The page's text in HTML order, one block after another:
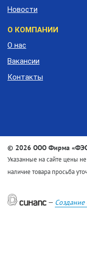
Новости
О КОМПАНИИ
О нас
Вакансии
Контакты
© 2026 ООО Фирма
Указанные на сайте цены
наличие товара просьба
— Создание